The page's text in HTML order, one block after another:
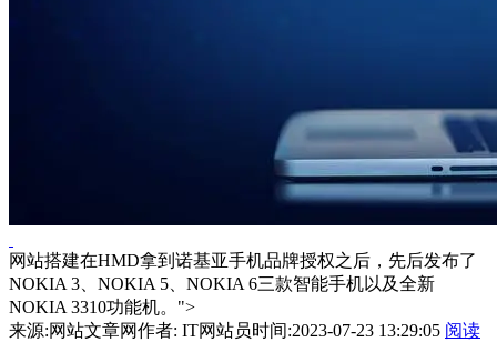
网站搭建在HMD拿到诺基亚手机品牌授权之后，先后发布了
NOKIA 3、NOKIA 5、NOKIA 6三款智能手机以及全新
NOKIA 3310功能机。">
来源:网站文章网作者: IT网站员时间:2023-07-23 13:29:05 阅读